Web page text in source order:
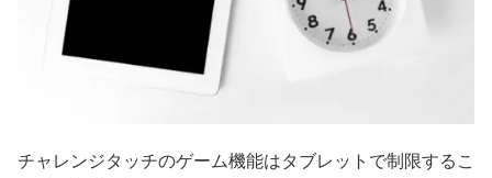
チャレンジタッチのゲーム機能はタブレットで制限するこ